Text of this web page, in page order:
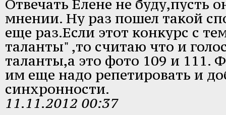
Отвечать Елене не буду,пусть
мнении. Ну раз пошел такой
еще раз.Если этот конкурс с
таланты" ,то считаю что и
таланты,а это фото 109 и 111.
им еще надо репетировать и
синхронности.
11.11.2012 00:37